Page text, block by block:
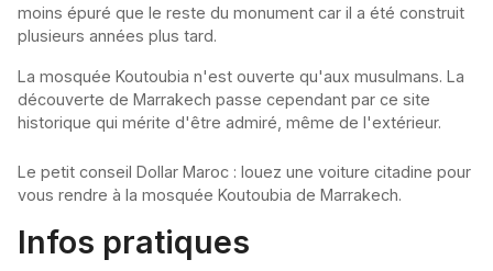
moins épuré que le reste du monument car il a été construit
plusieurs années plus tard.
La mosquée Koutoubia n'est ouverte qu'aux musulmans. La
découverte de Marrakech passe cependant par ce site
historique qui mérite d'être admiré, même de l'extérieur.
Le petit conseil Dollar Maroc : louez une voiture citadine pour
vous rendre à la mosquée Koutoubia de Marrakech.
Infos pratiques